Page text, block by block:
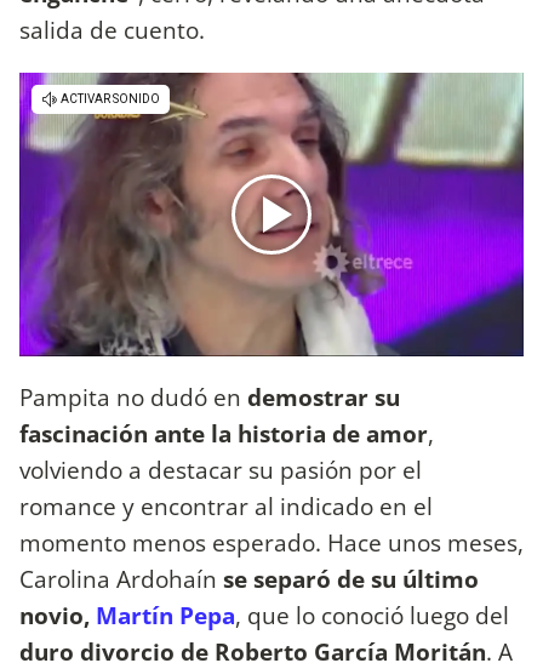
salida de cuento.
Pampita no dudó en demostrar su
fascinación ante la historia de amor,
volviendo a destacar su pasión por el
romance y encontrar al indicado en el
momento menos esperado. Hace unos meses,
Carolina Ardohaín se separó de su último
novio, Martín Pepa, que lo conoció luego del
duro divorcio de Roberto García Moritán. A